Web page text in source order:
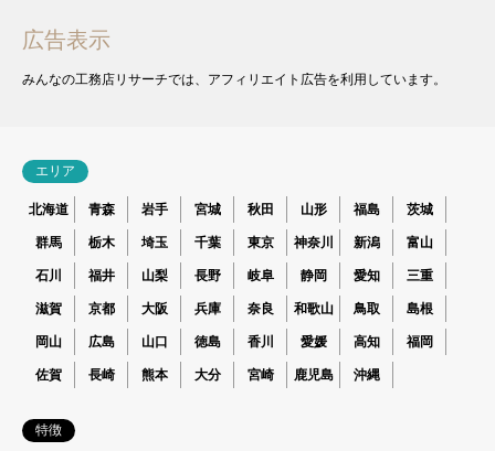
広告表示
みんなの工務店リサーチでは、アフィリエイト広告を利用しています。
エリア
北海道 青森 岩手 宮城 秋田 山形 福島 茨城
群馬 栃木 埼玉 千葉 東京 神奈川 新潟 富山
石川 福井 山梨 長野 岐阜 静岡 愛知 三重
滋賀 京都 大阪 兵庫 奈良 和歌山 鳥取 島根
岡山 広島 山口 徳島 香川 愛媛 高知 福岡
佐賀 長崎 熊本 大分 宮崎 鹿児島 沖縄
特徴